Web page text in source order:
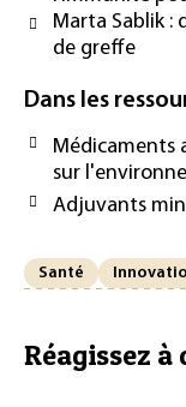
Marta Sablik :
de greffe
Dans les
Médicaments
sur
Adjuvants
Santé
Réagissez